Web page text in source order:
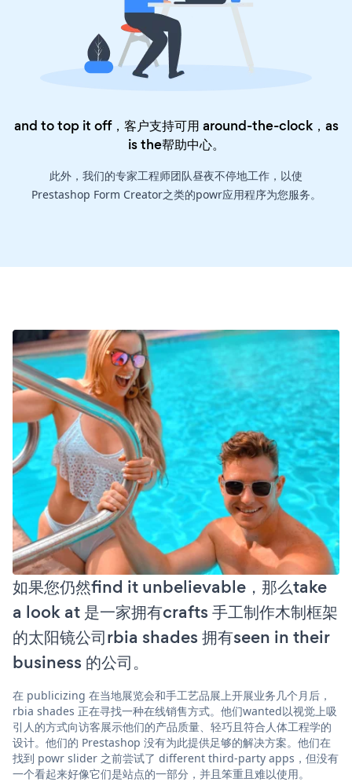
and to top it off，客户支持可用 around-the-clock，as
is the帮助中心。
此外，我们的专家工程师团队昼夜不停地工作，以使
Prestashop Form Creator之类的powr应用程序为您服务。
如果您仍然find it unbelievable，那么take
a look at 是一家拥有crafts 手工制作木制框架
的太阳镜公司rbia shades 拥有seen in their
business 的公司。
在 publicizing 在当地展览会和手工艺品展上开展业务几个月后，
rbia shades 正在寻找一种在线销售方式。他们wanted以视觉上吸
引人的方式向访客展示他们的产品质量、轻巧且符合人体工程学的
设计。他们的 Prestashop 没有为此提供足够的解决方案。他们在
找到 powr slider 之前尝试了 different third-party apps，但没有
一个看起来好像它们是站点的一部分，并且笨重且难以使用。